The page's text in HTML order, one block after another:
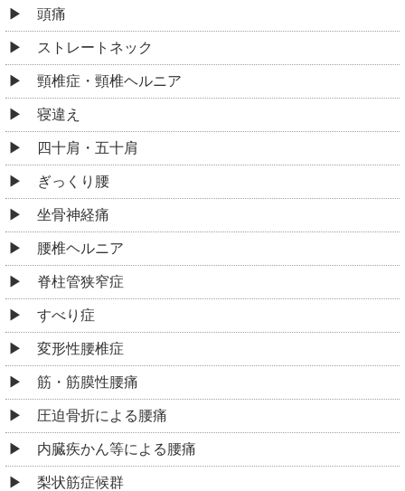
梨状筋症候群
股関節痛・変形性股関節症
膝痛・変形性膝関節症
半月板損傷
手足のしびれ
足底筋膜炎
野球肘・テニス肘
オスグット
その他
お役立ち情報
足底筋膜炎 解説コラム
すべり症 解説コラム
オスグッド 解説コラム
筋・筋膜性腰痛 解説コラム